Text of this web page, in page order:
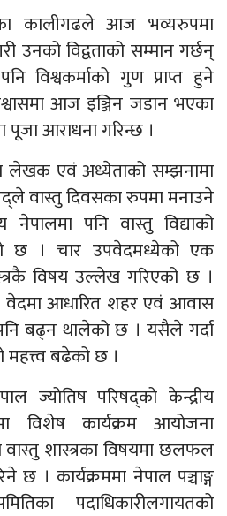
कालीगढले आज भव्यरुपमा
उनको विद्वताको सम्मान गर्छन्
विश्वकर्माको गुण प्राप्त हुने
आज इञ्जिन जडान भएका
पूजा आराधना गरिन्छ ।
लेखक एवं अध्येताको सम्झनामा
वास्तु दिवसका रुपमा मनाउने
पनि वास्तु विद्याको
छ । चार उपवेदमध्येको एक
विषय उल्लेख गरिएको छ ।
वेदमा आधारित शहर एवं आवास
बढ्न थालेको छ । यसैले गर्दा
महत्त्व बढेको छ ।
परिषद्को केन्द्रीय
विशेष कार्यक्रम आयोजना
वास्तु शास्त्रका विषयमा छलफल
छ । कार्यक्रममा नेपाल पञ्चाङ्ग
पदाधिकारीलगायतको